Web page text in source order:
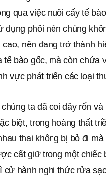
qua việc nuôi cấy tế
dụng phôi nên chúng
cao, nên đang trở thành
tế bào gốc, mà còn chứa
vực phát triển các loại
ta đã coi dây rốn
biệt, trong hoàng thất
thai không bị bỏ đi
cất giữ trong một chiếc
cử hành nghi thức rửa